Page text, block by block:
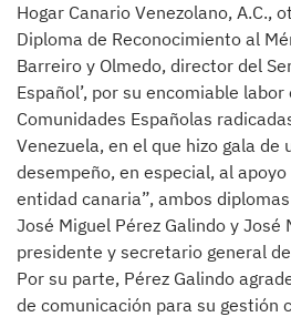
Hogar Canario Venezolano, A.C.,
Diploma de Reconocimiento al
Barreiro y Olmedo, director del
Español’, por su encomiable
Comunidades Españolas
Venezuela, en el que hizo gala de
desempeño, en especial, al
entidad canaria”, ambos
José Miguel Pérez Galindo y José
presidente y secretario general
Por su parte, Pérez Galindo
de comunicación para su gestión